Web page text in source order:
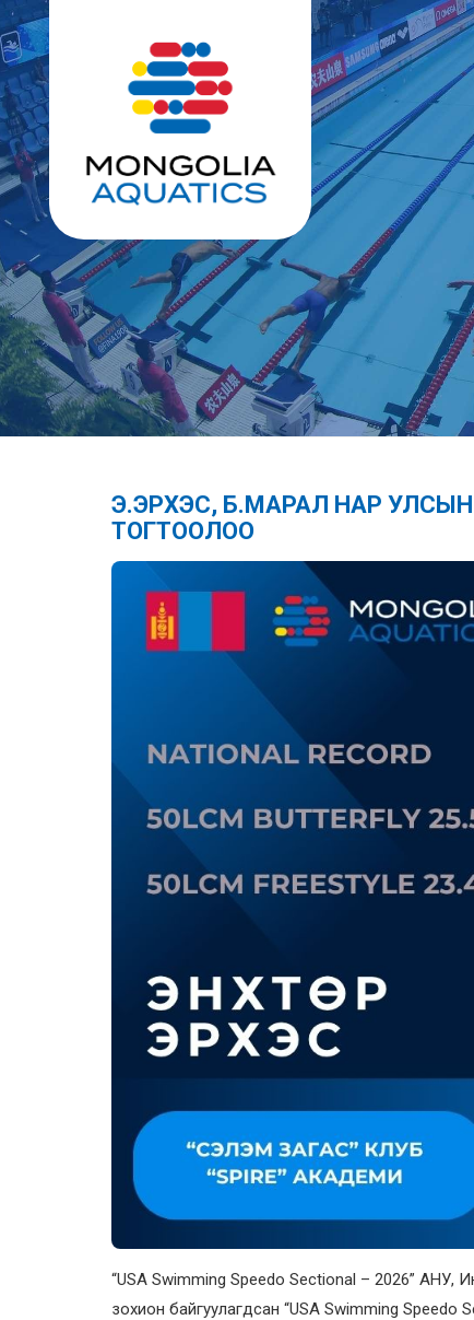
Э.ЭРХЭС, Б.МАРАЛ НАР
ТОГТООЛОО
“USA Swimming Speedo Sectional – 2026” АНУ,
зохион байгуулагдсан “USA Swimming